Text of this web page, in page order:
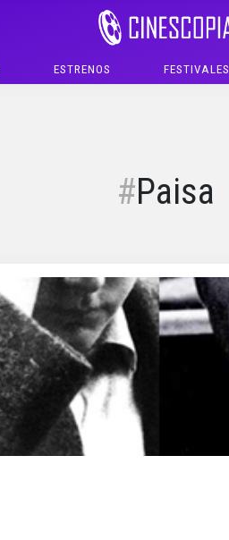
ESTRENOS FESTIVALES
Paisa